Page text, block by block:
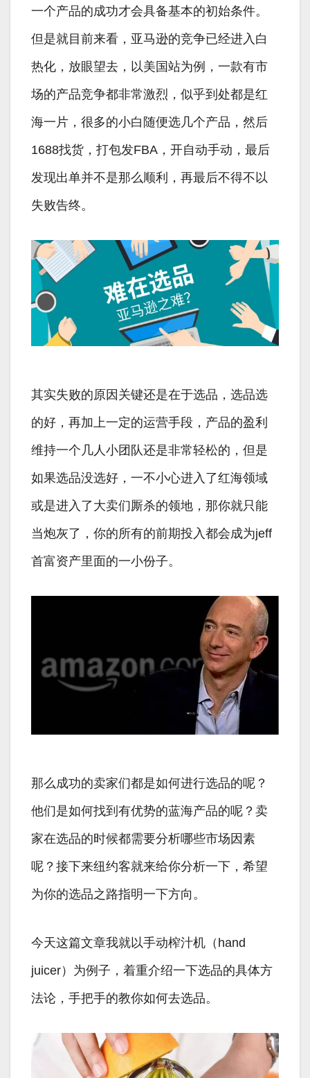
一个产品的成功才会具备基本的初始条件。
但是就目前来看，亚马逊的竞争已经进入白
热化，放眼望去，以美国站为例，一款有市
场的产品竞争都非常激烈，似乎到处都是红
海一片，很多的小白随便选几个产品，然后
1688找货，打包发FBA，开自动手动，最后
发现出单并不是那么顺利，再最后不得不以
失败告终。
其实失败的原因关键还是在于选品，选品选
的好，再加上一定的运营手段，产品的盈利
维持一个几人小团队还是非常轻松的，但是
如果选品没选好，一不小心进入了红海领域
或是进入了大卖们厮杀的领地，那你就只能
当炮灰了，你的所有的前期投入都会成为jeff
首富资产里面的一小份子。
那么成功的卖家们都是如何进行选品的呢？
他们是如何找到有优势的蓝海产品的呢？卖
家在选品的时候都需要分析哪些市场因素
呢？接下来纽约客就来给你分析一下，希望
为你的选品之路指明一下方向。
今天这篇文章我就以手动榨汁机（hand
juicer）为例子，着重介绍一下选品的具体方
法论，手把手的教你如何去选品。